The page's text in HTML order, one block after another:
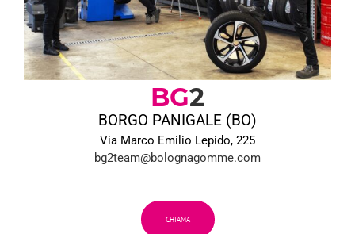
BG2
BORGO PANIGALE (BO)
Via Marco Emilio Lepido, 225
bg2team@bolognagomme.com
CHIAMA